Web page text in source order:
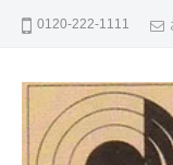
0120-222-1111